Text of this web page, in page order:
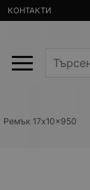
КОНТАКТИ
Ремък 17x10x950